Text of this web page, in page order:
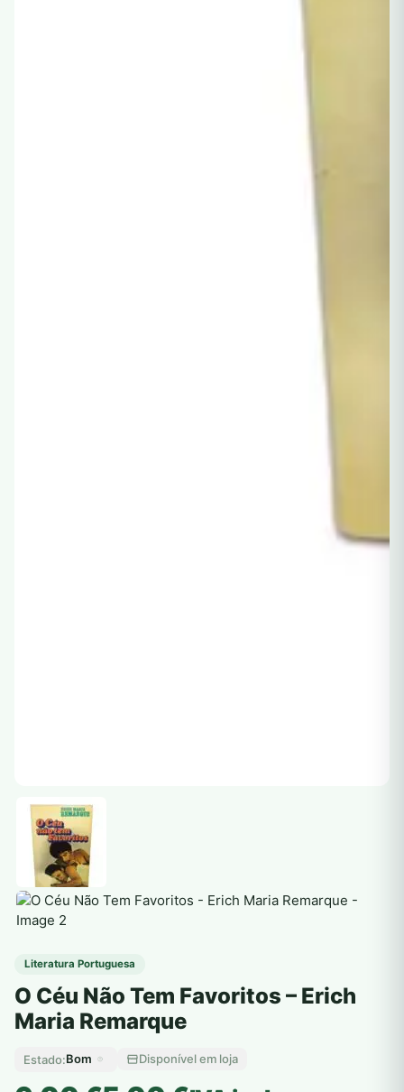
Literatura Portuguesa
O Céu Não Tem Favoritos – Erich
Maria Remarque
Estado:Bom Disponível em loja